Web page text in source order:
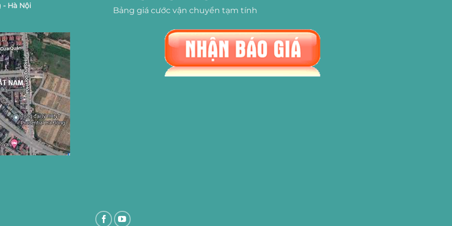
- Hà Nội
Bảng giá cước vận chuyển tạm tính